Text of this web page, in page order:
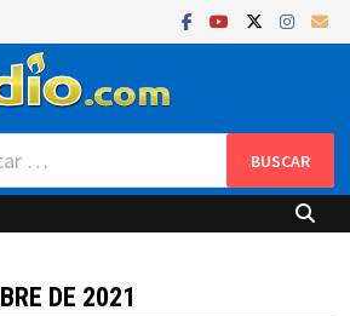
DE 2021